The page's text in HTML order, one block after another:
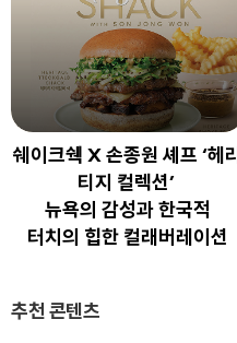
쉐이크쉑 X 손종원 셰프 ‘헤리
티지 컬렉션’
뉴욕의 감성과 한국적
터치의 힙한 컬래버레이션
추천 콘텐츠